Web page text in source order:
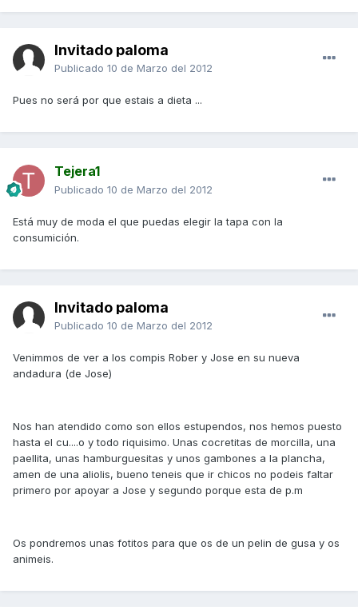
Invitado paloma
Publicado 10 de Marzo del 2012
Pues no será por que estais a dieta ...
Tejera1
Publicado 10 de Marzo del 2012
Está muy de moda el que puedas elegir la tapa con la
consumición.
Invitado paloma
Publicado 10 de Marzo del 2012
Venimmos de ver a los compis Rober y Jose en su nueva
andadura (de Jose)
Nos han atendido como son ellos estupendos, nos hemos puesto
hasta el cu....o y todo riquisimo. Unas cocretitas de morcilla, una
paellita, unas hamburguesitas y unos gambones a la plancha,
amen de una aliolis, bueno teneis que ir chicos no podeis faltar
primero por apoyar a Jose y segundo porque esta de p.m
Os pondremos unas fotitos para que os de un pelin de gusa y os
animeis.